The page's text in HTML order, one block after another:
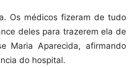
Os médicos fizeram de tudo
deles para trazerem ela de
Maria Aparecida, afirmando
do hospital.